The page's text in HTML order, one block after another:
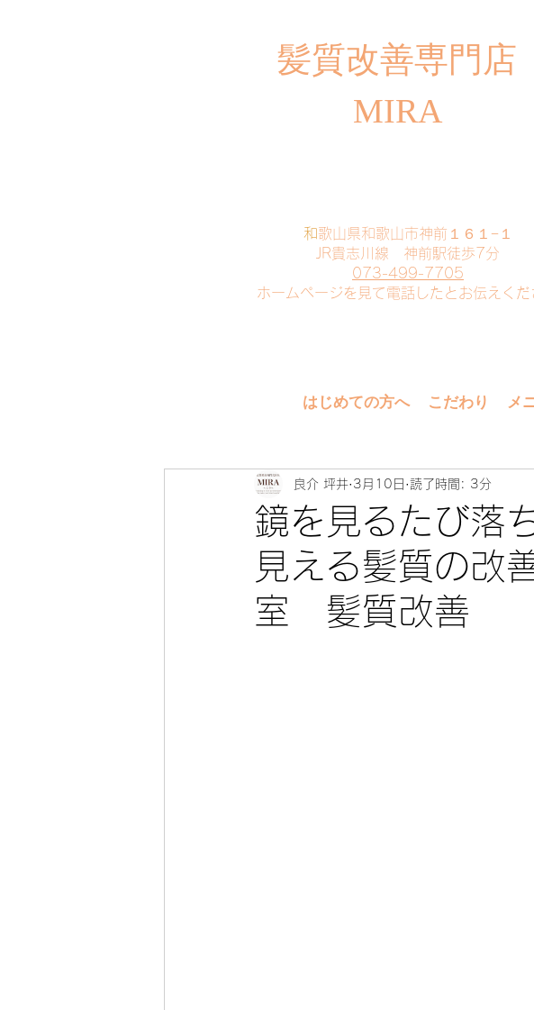
​髪質改善専門店
MIRA
​和歌山県和歌山市神前１６１−１
JR貴志川線 神前駅徒歩7分
073-499-7705
ホームページを見て電話したとお伝えくだ
はじめての方へ こだわり メ
鏡を見るたび落
見える髪質の
室 髪質改善
良介 坪井 3月10日 読了時間: 3分